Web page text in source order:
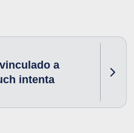
a
intenta